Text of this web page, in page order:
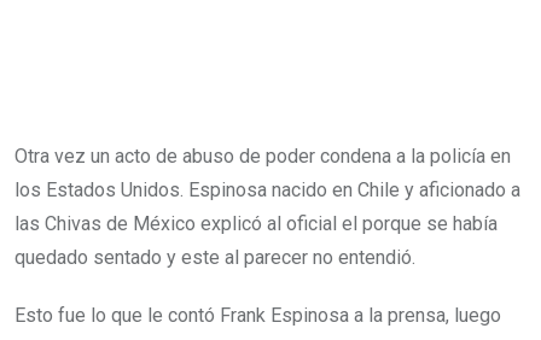
Otra vez un acto de abuso de poder condena a la policía en
los Estados Unidos. Espinosa nacido en Chile y aficionado a
las Chivas de México explicó al oficial el porque se había
quedado sentado y este al parecer no entendió.
Esto fue lo que le contó Frank Espinosa a la prensa, luego